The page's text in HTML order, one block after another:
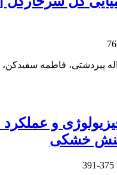
فاطمه سفیدکن،
375-391